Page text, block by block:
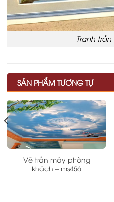
Tranh
SẢN PHẨM TƯƠNG TỰ
Vẽ trần mây phòng
khách – ms456